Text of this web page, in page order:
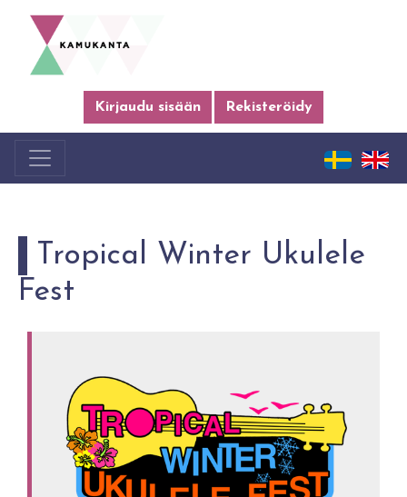
Kirjaudu sisään Rekisteröidy
Tropical Winter Ukulele
Fest